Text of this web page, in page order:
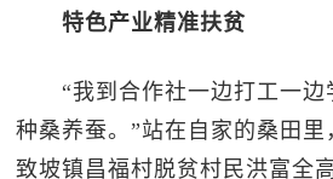
特色产业精准扶贫
“我到合作社一边打工一边
种桑养蚕。”站在自家的桑田
致坡镇昌福村脱贫村民洪富全